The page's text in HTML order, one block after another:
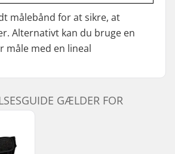
målebånd for at sikre, at
Alternativt kan du bruge en
måle med en lineal
GÆLDER FOR